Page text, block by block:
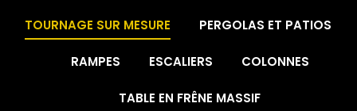
TOURNAGE SUR MESURE PERGOLAS ET PATIOS
RAMPES ESCALIERS COLONNES
TABLE EN FRÊNE MASSIF